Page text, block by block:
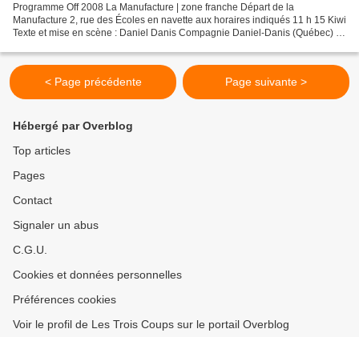
Programme Off 2008 La Manufacture | zone franche Départ de la
Manufacture 2, rue des Écoles en navette aux horaires indiqués 11 h 15 Kiwi
Texte et mise en scène : Daniel Danis Compagnie Daniel-Danis (Québec) –
< Page précédente Page suivante >
Hébergé par Overblog
Top articles
Pages
Contact
Signaler un abus
C.G.U.
Cookies et données personnelles
Préférences cookies
Voir le profil de Les Trois Coups sur le portail Overblog